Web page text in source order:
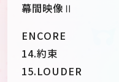
幕間映像Ⅱ
ENCORE
14.約束
15.LOUDER